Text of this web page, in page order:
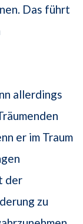
Das führt
allerdings
er im Traum
der
zu